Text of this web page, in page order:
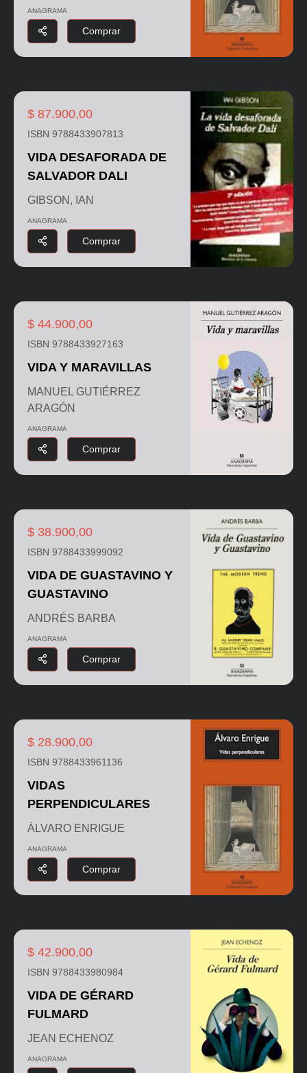
ANAGRAMA
Comprar
$ 87.900,00
ISBN 9788433907813
VIDA DESAFORADA DE
SALVADOR DALI
GIBSON, IAN
ANAGRAMA
Comprar
$ 44.900,00
ISBN 9788433927163
VIDA Y MARAVILLAS
MANUEL GUTIÉRREZ
ARAGÓN
ANAGRAMA
Comprar
$ 38.900,00
ISBN 9788433999092
VIDA DE GUASTAVINO Y
GUASTAVINO
ANDRÉS BARBA
ANAGRAMA
Comprar
$ 28.900,00
ISBN 9788433961136
VIDAS
PERPENDICULARES
ÁLVARO ENRIGUE
ANAGRAMA
Comprar
$ 42.900,00
ISBN 9788433980984
VIDA DE GÉRARD
FULMARD
JEAN ECHENOZ
ANAGRAMA